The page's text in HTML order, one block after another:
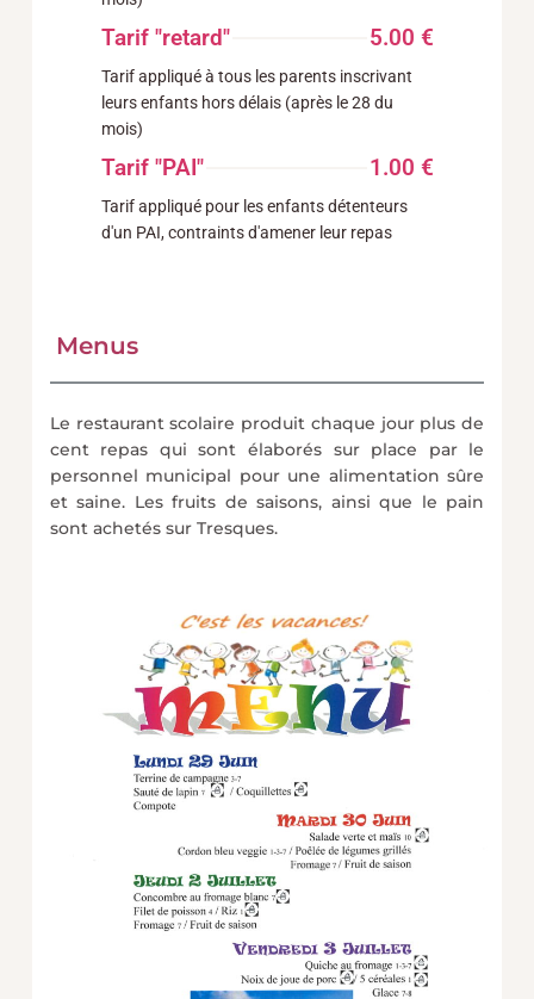
Tarif "retard" 5.00 €
Tarif appliqué à tous les parents inscrivant
leurs enfants hors délais (après le 28 du
mois)
Tarif "PAI" 1.00 €
Tarif appliqué pour les enfants détenteurs
d'un PAI, contraints d'amener leur repas
Menus
Le restaurant scolaire produit chaque jour plus de
cent repas qui sont élaborés sur place par le
personnel municipal pour une alimentation sûre
et saine. Les fruits de saisons, ainsi que le pain
sont achetés sur Tresques.